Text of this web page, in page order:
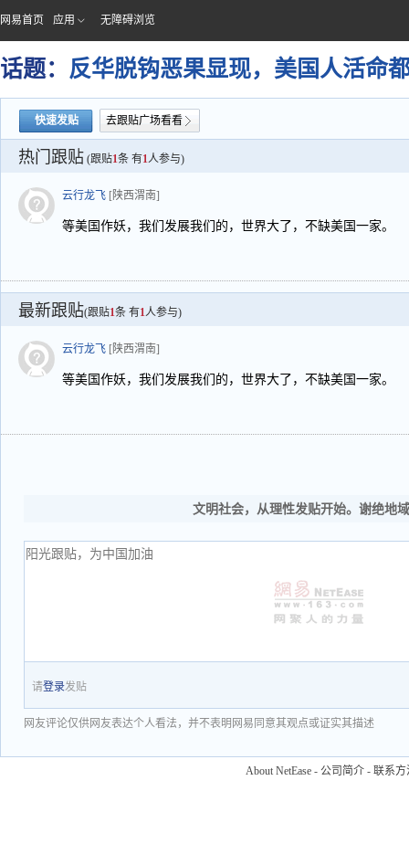
网易首页 应用 无障碍浏览
话题： 反华脱钩恶果显现，美国人活命
快速发贴 去跟贴广场看看
热门跟贴 (跟贴1条 有1人参与)
云行龙飞 [陕西渭南]
等美国作妖，我们发展我们的，世界大了，不缺美国一家。
最新跟贴(跟贴1条 有1人参与)
云行龙飞 [陕西渭南]
等美国作妖，我们发展我们的，世界大了，不缺美国一家。
文明社会，从理性发贴开始。谢绝地
请登录发贴
网友评论仅供网友表达个人看法，并不表明网易同意其观点或证实其描述
About NetEase - 公司简介 - 联系方